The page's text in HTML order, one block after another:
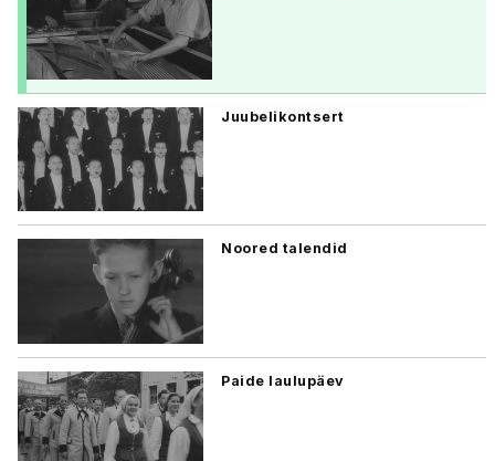
Juubelikontsert
Noored talendid
Paide laulupäev